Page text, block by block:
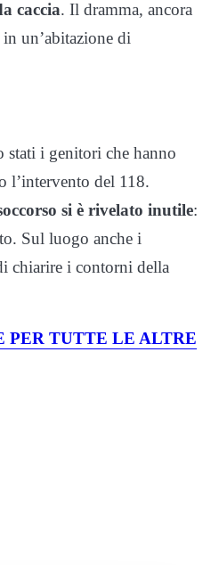
caccia. Il dramma, ancora
un’abitazione di
stati i genitori che hanno
l’intervento del 118.
si è rivelato inutile:
Sul luogo anche i
chiarire i contorni della
PER TUTTE LE ALTRE